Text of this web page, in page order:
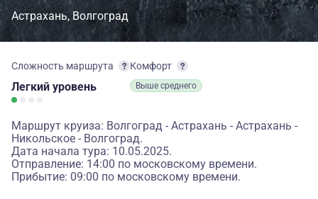
Астрахань Волгоград
Сложность маршрута
Легкий уровень
Комфорт
Выше среднего
Маршрут круиза: Волгоград - Астрахань - Астрахань -
Никольское - Волгоград.
Дата начала тура: 10.05.2025.
Отправление: 14:00 по московскому времени.
Прибытие: 09:00 по московскому времени.